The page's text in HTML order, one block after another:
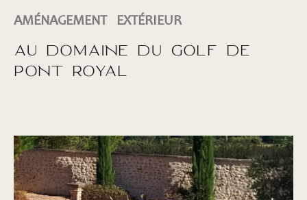
AMÉNAGEMENT EXTÉRIEUR
AU DOMAINE DU GOLF DE
PONT ROYAL